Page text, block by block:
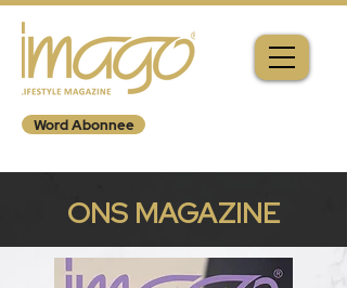
Word Abonnee
ONS MAGAZINE